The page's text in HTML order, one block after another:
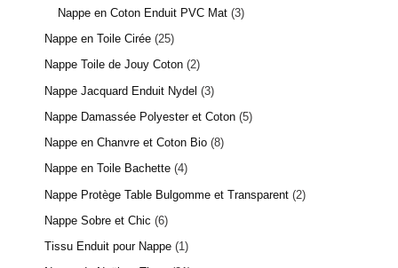
Nappe en Coton Enduit PVC Mat 3
Nappe en Toile Cirée 25
Nappe Toile de Jouy Coton 2
Nappe Jacquard Enduit Nydel 3
Nappe Damassée Polyester et Coton 5
Nappe en Chanvre et Coton Bio 8
Nappe en Toile Bachette 4
Nappe Protège Table Bulgomme et Transparent 2
Nappe Sobre et Chic 6
Tissu Enduit pour Nappe 1